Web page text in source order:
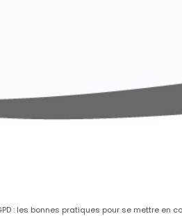
: les bonnes pratiques pour se mettre en